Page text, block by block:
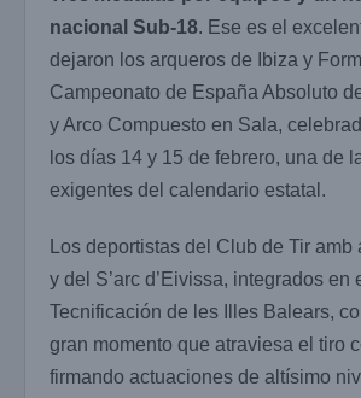
nacional Sub-18. Ese es el
dejaron los arqueros de Ibiza y
Campeonato de España Absoluto
y Arco Compuesto en Sala,
los días 14 y 15 de febrero, una de
exigentes del calendario estatal.
Los deportistas del Club de Tir amb
y del S’arc d’Eivissa, integrados en
Tecnificación de les Illes Balears,
gran momento que atraviesa el tiro
firmando actuaciones de altísimo